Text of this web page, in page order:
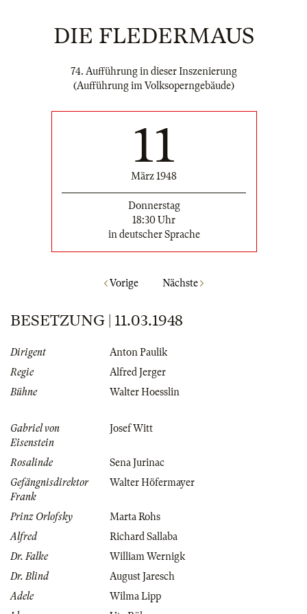
DIE FLEDERMAUS
74. Aufführung in dieser Inszenierung
(Aufführung im Volksoperngebäude)
11
März 1948
Donnerstag
18:30 Uhr
in deutscher Sprache
Vorige Nächste
BESETZUNG | 11.03.1948
Dirigent
Anton Paulik
Regie
Alfred Jerger
Bühne
Walter Hoesslin
Gabriel von
Eisenstein
Josef Witt
Rosalinde
Sena Jurinac
Gefängnisdirektor
Frank
Walter Höfermayer
Prinz Orlofsky
Marta Rohs
Alfred
Richard Sallaba
Dr. Falke
William Wernigk
Dr. Blind
August Jaresch
Adele
Wilma Lipp